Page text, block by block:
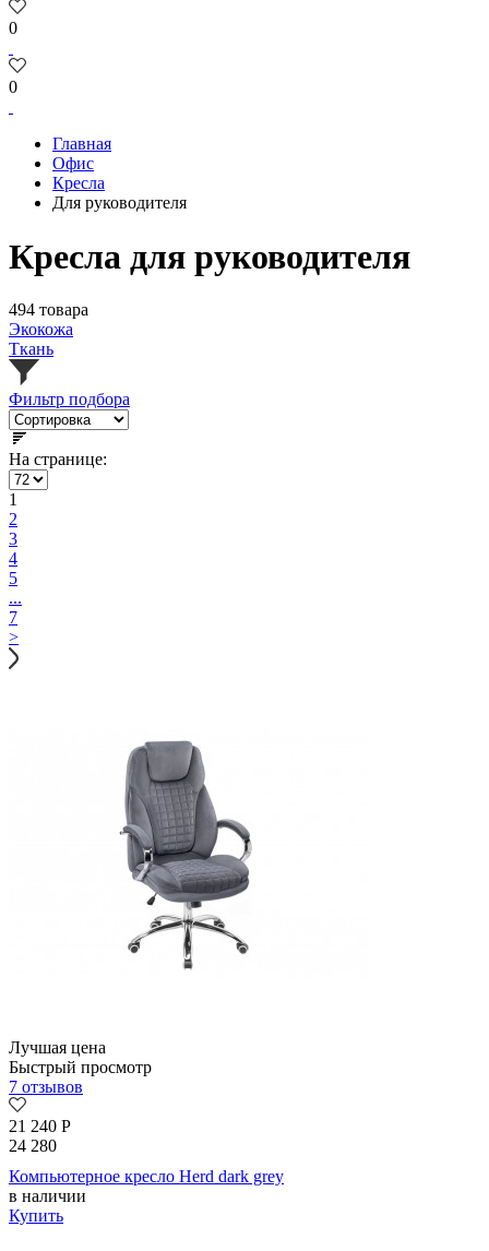
0
0
Главная
Офис
Кресла
Для руководителя
Кресла для руководителя
494 товара
Экокожа
Ткань
Фильтр подбора
На странице:
1
2
3
4
5
...
7
>
Лучшая цена
Быстрый просмотр
7 отзывов
21 240 Р
24 280
Компьютерное кресло Herd dark grey
в наличии
Купить